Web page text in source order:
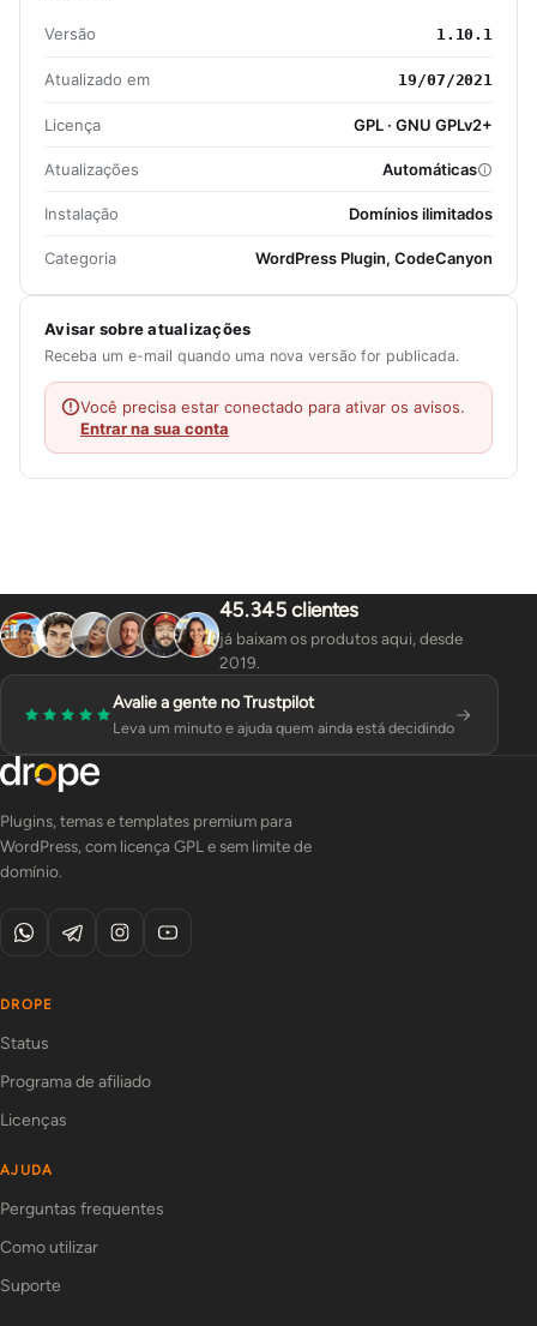
Versão 1.10.1
Atualizado em 19/07/2021
Licença GPL · GNU GPLv2+
Atualizações Automáticas
Instalação Domínios ilimitados
Categoria WordPress Plugin, CodeCanyon
Avisar sobre atualizações
Receba um e-mail quando uma nova versão for publicada.
Você precisa estar conectado para ativar os avisos.
Entrar na sua conta
45.345 clientes
já baixam os produtos aqui, desde
2019.
Avalie a gente no Trustpilot
Leva um minuto e ajuda quem ainda está decidindo
Plugins, temas e templates premium para
WordPress, com licença GPL e sem limite de
domínio.
DROPE
Status
Programa de afiliado
Licenças
AJUDA
Perguntas frequentes
Como utilizar
Suporte